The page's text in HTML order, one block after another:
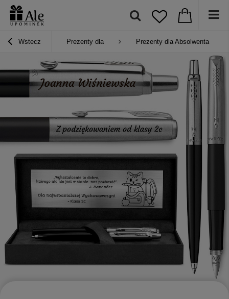
Wstecz Prezenty dla Prezenty dla Absolwenta